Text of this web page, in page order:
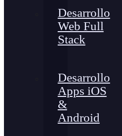
Desarrollo
Web Full
Stack
Desarrollo
Apps iOS
&
Android